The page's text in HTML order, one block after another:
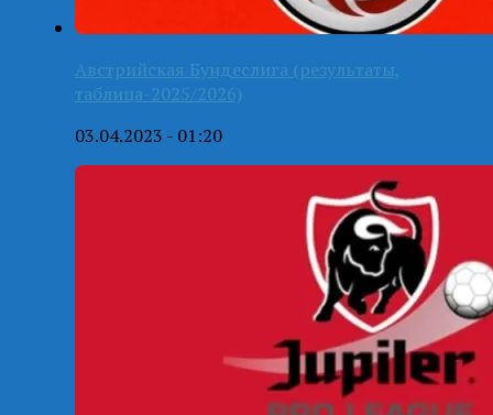
Австрийская Бундеслига (результаты,
таблица-2025/2026)
03.04.2023 - 01:20